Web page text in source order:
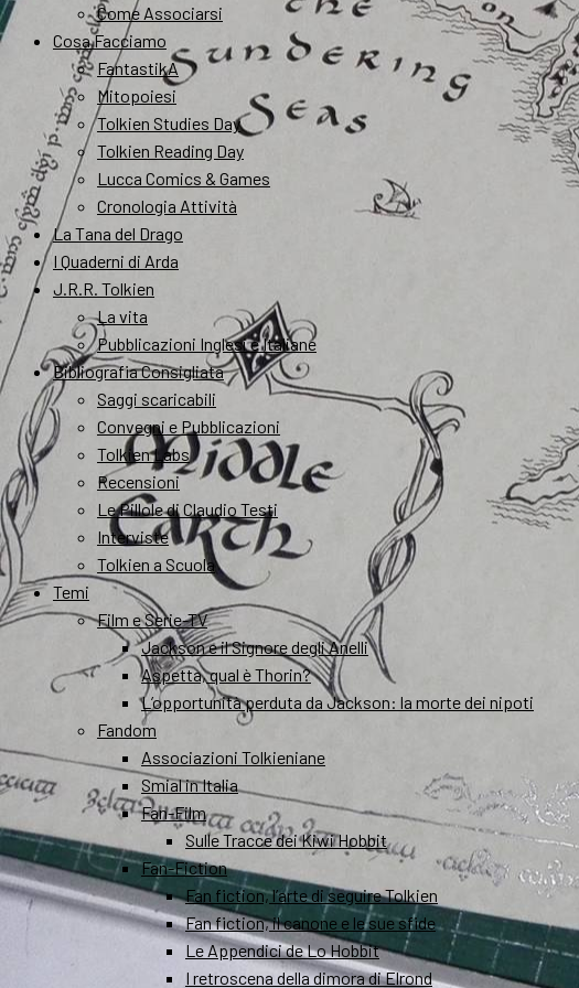
Come Associarsi
Cosa Facciamo
FantastikA
Mitopoiesi
Tolkien Studies Day
Tolkien Reading Day
Lucca Comics & Games
Cronologia Attività
La Tana del Drago
I Quaderni di Arda
J.R.R. Tolkien
La vita
Pubblicazioni Inglesi e Italiane
Bibliografia Consigliata
Saggi scaricabili
Convegni e Pubblicazioni
Tolkien Labs
Recensioni
Le Pillole di Claudio Testi
Interviste
Tolkien a Scuola
Temi
Film e Serie-TV
Jackson e il Signore degli Anelli
Aspetta, qual è Thorin?
L’opportunità perduta da Jackson: la morte dei nipoti
Fandom
Associazioni Tolkieniane
Smial in Italia
Fan-Film
Sulle Tracce dei Kiwi Hobbit
Fan-Fiction
Fan fiction, l’arte di seguire Tolkien
Fan fiction, il canone e le sue sfide
Le Appendici de Lo Hobbit
I retroscena della dimora di Elrond